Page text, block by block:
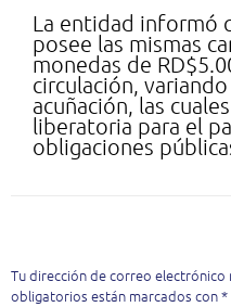
La entidad informó
posee las mismas
monedas de
circulación,
acuñación, las
liberatoria para el
obligaciones
Tu dirección de correo electrónico
obligatorios están marcados con*